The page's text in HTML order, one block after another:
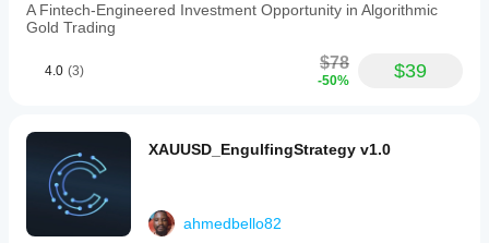
A Fintech-Engineered Investment Opportunity in Algorithmic
Gold Trading
4.0 (3) $78
-50% $39
XAUUSD_EngulfingStrategy v1.0
ahmedbello82